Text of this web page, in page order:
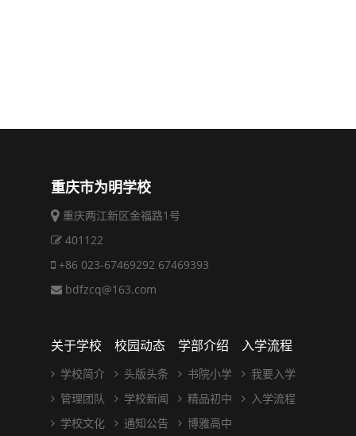
重庆市为明学校
重庆两江新区金福路1号
401122
+86 023-67469292 67469393
bdfzcq@163.com
关于学校
学校简介
管理团队
学校文化
校园动态
头版头条
学校新闻
通知公告
学部介绍
书院小学
精品初中
博雅高中
入学流程
我要入学
入学流程